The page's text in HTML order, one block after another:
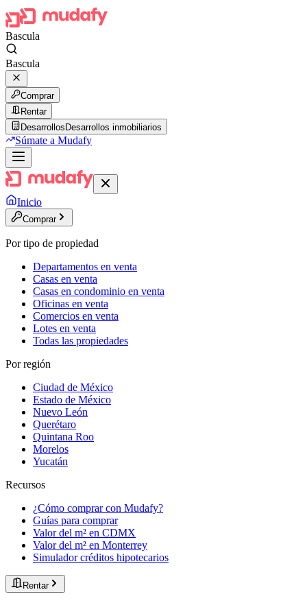
Bascula
Bascula
Comprar
Rentar
Desarrollos Desarrollos inmobiliarios
Súmate a Mudafy
Inicio
Comprar
Por tipo de propiedad
Departamentos en venta
Casas en venta
Casas en condominio en venta
Oficinas en venta
Comercios en venta
Lotes en venta
Todas las propiedades
Por región
Ciudad de México
Estado de México
Nuevo León
Querétaro
Quintana Roo
Morelos
Yucatán
Recursos
¿Cómo comprar con Mudafy?
Guías para comprar
Valor del m² en CDMX
Valor del m² en Monterrey
Simulador créditos hipotecarios
Rentar